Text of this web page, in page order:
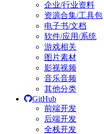
企业/行业资料
资源合集/工具包
电子书/文档
软件/应用/系统
游戏相关
图片素材
影视视频
音乐音频
其他分类
GitHub
前端开发
后端开发
全栈开发